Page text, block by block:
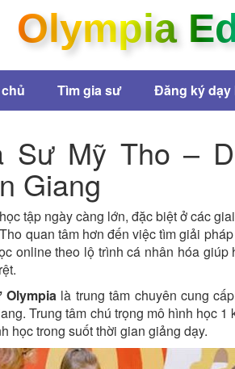
Olympia
Tìm gia sư Đăng ký dạy
Sư Mỹ Tho –
Giang
tập ngày càng lớn, đặc biệt ở các
quan tâm hơn đến việc tìm giải
online theo lộ trình cá nhân hóa
Olympia là trung tâm chuyên cung
Trung tâm chú trọng mô hình học
học trong suốt thời gian giảng dạy.